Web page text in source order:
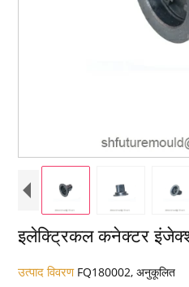
इलेक्ट्रिकल कनेक्टर
उत्पाद विवरण FQ180002, अनुकूलित